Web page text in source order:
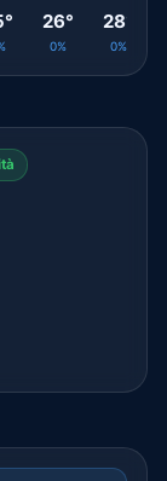
26°
0%
28°
0%